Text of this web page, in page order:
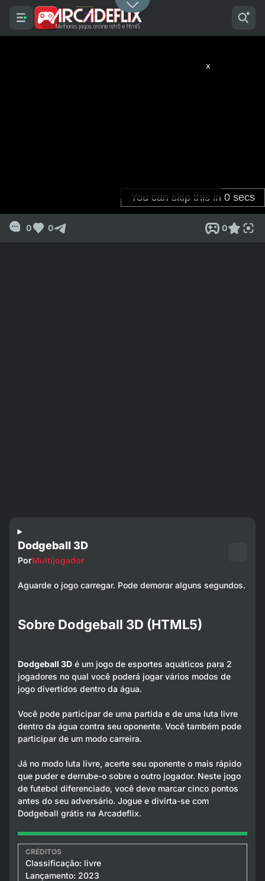
x
0 0 0
Dodgeball 3D
PorMultijogador
Aguarde o jogo carregar. Pode demorar alguns segundos.
Sobre Dodgeball 3D (HTML5)
Dodgeball 3Dé um jogo de esportes aquáticos para 2
jogadores no qual você poderá jogar vários modos de
jogo divertidos dentro da água.
Você pode participar de uma partida e de uma luta livre
dentro da água contra seu oponente. Você também pode
participar de um modo carreira.
Já no modo luta livre, acerte seu oponente o mais rápido
que puder e derrube-o sobre o outro jogador. Neste jogo
de futebol diferenciado, você deve marcar cinco pontos
antes do seu adversário. Jogue e divirta-se com
Dodgeball grátis na Arcadeflix.
Classificação: livre
Lançamento: 2023